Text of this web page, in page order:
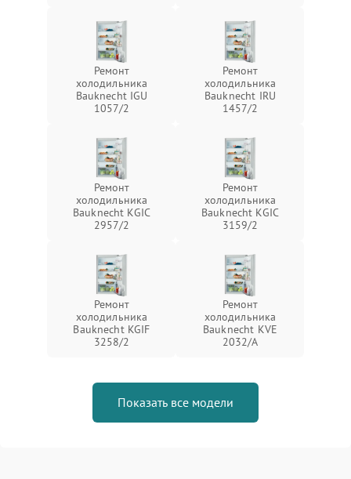
Ремонт
холодильника
Bauknecht IGU
1057/2
Ремонт
холодильника
Bauknecht IRU
1457/2
Ремонт
холодильника
Bauknecht KGIC
2957/2
Ремонт
холодильника
Bauknecht KGIC
3159/2
Ремонт
холодильника
Bauknecht KGIF
3258/2
Ремонт
холодильника
Bauknecht KVE
2032/A
Показать все модели